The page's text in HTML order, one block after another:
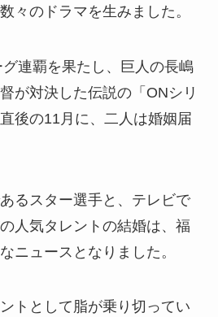
々のドラマを生みました。
連覇を果たし、巨人の長嶋
が対決した伝説の「ONシリ
後の11月に、二人は婚姻届
るスター選手と、テレビで
人気タレントの結婚は、福
ニュースとなりました。
トとして脂が乗り切ってい